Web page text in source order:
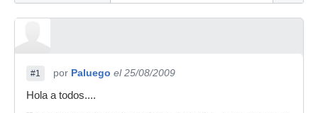
#1 por Paluego el 25/08/2009
Hola a todos....